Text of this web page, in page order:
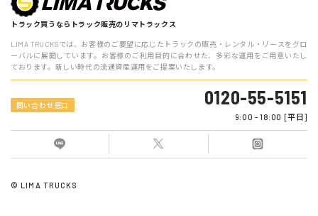
当社が個人情報を収集・利用する目的は，以下のとおりです。
当社サービスの提供・運営のため
ユーザーからのお問い合わせに回答するため（本人確認を行う
ユーザーが利用中のサービスの新機能，更新情報，キャンペー
ン等及び当社が提供する他のサービスの案内のメールを送付す
るため
トラック買うならトラック販売のリマトラックス
LIMA TRUCKSでは、お客様のご要望に応じたトラックの販売・レンタル・リースをグロ
ーバルに展開しています。お客様のご利用目的に合わせた、多彩な運用をご用意いたし
ております。新しい時代の流通資産運用をご提案いたします。
問い合わせ窓口 0120-55-5151
9:00 - 18:00 [平日]
© LIMA TRUCKS